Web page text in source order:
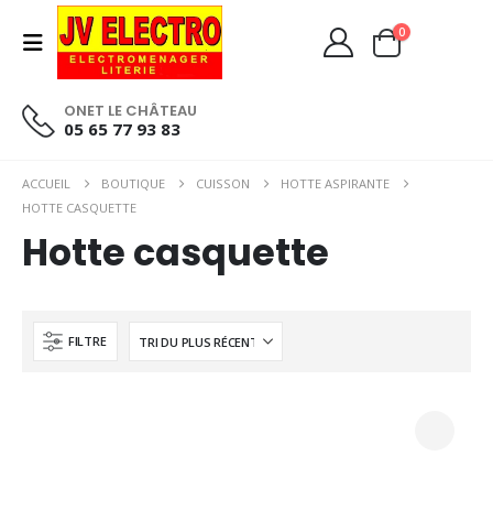
0
ONET LE CHÂTEAU
05 65 77 93 83
ACCUEIL BOUTIQUE CUISSON
HOTTE ASPIRANTE
HOTTE CASQUETTE
Hotte casquette
FILTRE